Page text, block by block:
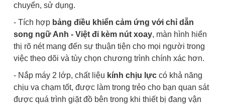
chuyển, sử dụng.
- Tích hợp bảng điều khiển cảm ứng với chỉ dẫn
song ngữ Anh - Việt đi kèm nút xoay, màn hình hiển
thị rõ nét mang đến sự thuận tiện cho mọi người trong
việc theo dõi và tùy chọn chương trình chính xác hơn.
- Nắp máy 2 lớp, chất liệu kính chịu lực có khả năng
chịu va chạm tốt, được làm trong trẻo cho bạn quan sát
được quá trình giặt đồ bên trong khi thiết bị đang vận